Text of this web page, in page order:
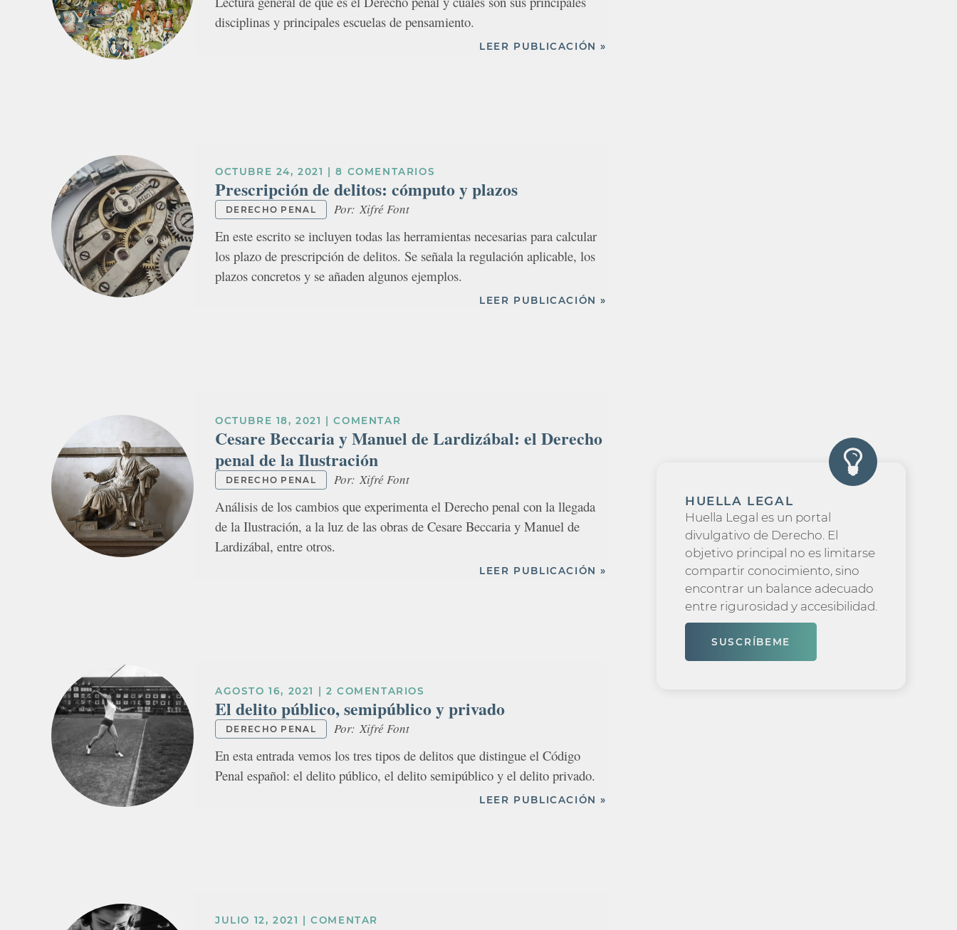
HUELLA LEGAL
Huella Legal es un portal
divulgativo de Derecho. El
objetivo principal no es limitarse
compartir conocimiento, sino
encontrar un balance adecuado
entre rigurosidad y accesibilidad.
SUSCRÍBEME
disciplinas y principales escuelas de pensamiento.
LEER PUBLICACIÓN »
OCTUBRE 24, 2021 |8 COMENTARIOS
Prescripción de delitos: cómputo y plazos
DERECHO PENAL Por:Xifré Font
En este escrito se incluyen todas las herramientas necesarias para calcular
los plazo de prescripción de delitos. Se señala la regulación aplicable, los
plazos concretos y se añaden algunos ejemplos.
LEER PUBLICACIÓN »
OCTUBRE 18, 2021 |COMENTAR
Cesare Beccaria y Manuel de Lardizábal: el Derecho
penal de la Ilustración
DERECHO PENAL Por:Xifré Font
Análisis de los cambios que experimenta el Derecho penal con la llegada
de la Ilustración, a la luz de las obras de Cesare Beccaria y Manuel de
Lardizábal, entre otros.
LEER PUBLICACIÓN »
AGOSTO 16, 2021 2 COMENTARIOS
El delito público, semipúblico y privado
DERECHO PENAL Por:Xifré Font
En esta entrada vemos los tres tipos de delitos que distingue el Código
Penal español: el delito público, el delito semipúblico y el delito privado.
LEER PUBLICACIÓN »
JULIO 12, 2021 |COMENTAR